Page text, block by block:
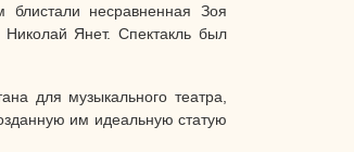
несравненная Зоя
Янет. Спектакль был
для музыкального театра,
им идеальную статую